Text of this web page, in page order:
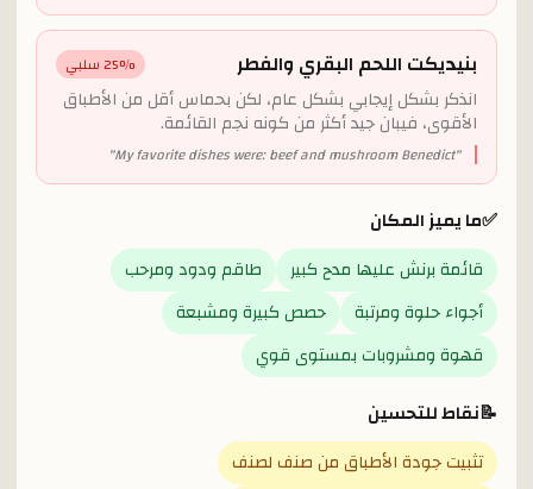
بنيديكت اللحم البقري والفطر 25% سلبي
انذكر بشكل إيجابي بشكل عام، لكن بحماس أقل من الأطباق
الأقوى، فيبان جيد أكثر من كونه نجم القائمة.
"
My favorite dishes were: beef and mushroom Benedict
"
✅ما يميز المكان
قائمة برنش عليها مدح كبير
طاقم ودود ومرحب
أجواء حلوة ومرتبة
حصص كبيرة ومشبعة
قهوة ومشروبات بمستوى قوي
📝نقاط للتحسين
تثبيت جودة الأطباق من صنف لصنف